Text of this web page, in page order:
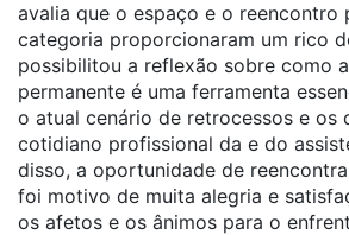
avalia que o espaço e o reencontro
categoria proporcionaram um rico
possibilitou a reflexão sobre como
permanente é uma ferramenta
o atual cenário de retrocessos e os
cotidiano profissional da e do
disso, a oportunidade de
foi motivo de muita alegria e
os afetos e os ânimos para o